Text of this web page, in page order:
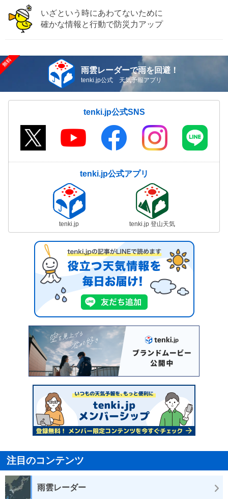
いざという時にあわてないために
確かな情報と行動で防災力アップ
雨雲レーダーで雨を回避！
tenki.jp公式 天気予報アプリ
tenki.jp公式SNS
tenki.jp公式アプリ
tenki.jp tenki.jp 登山天気
注目のコンテンツ
雨雲レーダー